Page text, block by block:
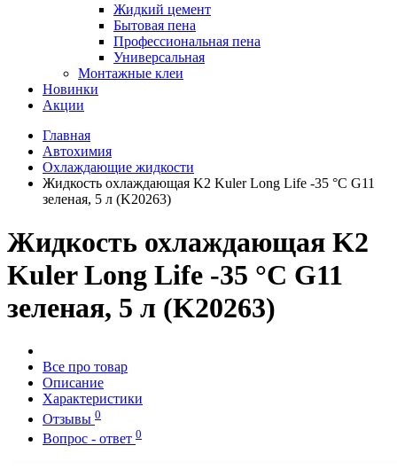
Жидкий цемент
Бытовая пена
Профессиональная пена
Универсальная
Монтажные клеи
Новинки
Акции
Главная
Автохимия
Охлаждающие жидкости
Жидкость охлаждающая K2 Kuler Long Life -35 °C G11
зеленая, 5 л (K20263)
Жидкость охлаждающая K2
Kuler Long Life -35 °C G11
зеленая, 5 л (K20263)
Все про товар
Описание
Характеристики
Отзывы 0
Вопрос - ответ 0